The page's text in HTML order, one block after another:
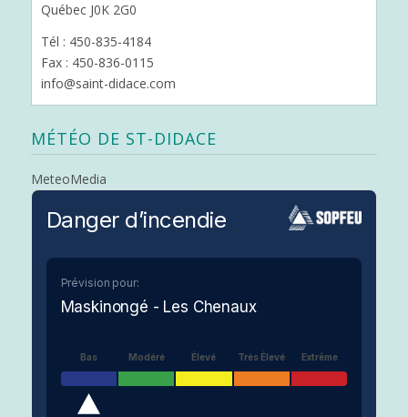
Québec J0K 2G0
Tél : 450-835-4184
Fax : 450-836-0115
info@saint-didace.com
MÉTÉO DE ST-DIDACE
MeteoMedia
Danger d’incendie
Prévision pour:
Maskinongé - Les Chenaux
Bas Modéré Élevé Très Élevé Extrême